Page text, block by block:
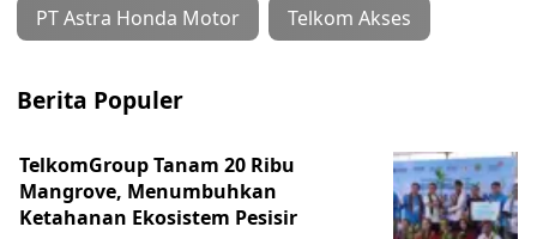
PT Astra Honda Motor Telkom Akses
Berita Populer
TelkomGroup Tanam 20 Ribu
Mangrove, Menumbuhkan
Ketahanan Ekosistem Pesisir